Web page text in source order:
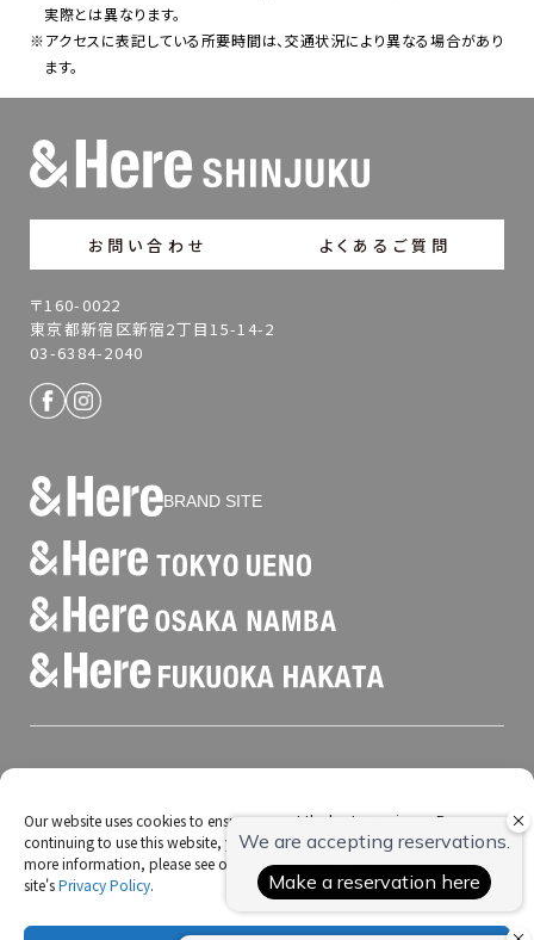
Our website uses cookies to ensure you get the best experience. By
continuing to use this website, you consent to our use of cookies. For
more information, please see our "
Cookie Policy" and the booking
site'sPrivacy Policy.
実際とは異なります。
※アクセスに表記している所要時間は、交通状況により異なる場合があり
ます。
お問い合わせ よくあるご質問
〒160-0022
東京都新宿区新宿2丁目15-14-2
03-6384-2040
BRAND SITE
クリーン&セーフティ
特定商取引法に基づく表記
個人情報保護方針
クッキーについて